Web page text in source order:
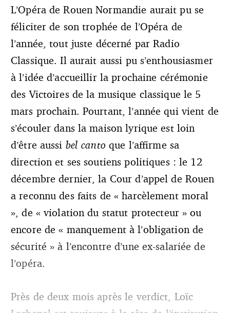
en cause l’ex-secrétaire générale Muriel Rapy et le
directeur de l’opéra Loïc Lachenal. Le syndicat SAMUP
appelé la région à révoquer ce dernier. Crédit photo :
capture d'écran YouTube France3 Norandie
L’Opéra de Rouen Normandie aurait pu se
féliciter de son trophée de l’Opéra de
l’année, tout juste décerné par Radio
Classique. Il aurait aussi pu s’enthousiasmer
à l’idée d’accueillir la prochaine cérémonie
des Victoires de la musique classique le 5
mars prochain. Pourtant, l’année qui vient de
s’écouler dans la maison lyrique est loin
d’être aussi bel canto que l’affirme sa
direction et ses soutiens politiques : le 12
décembre dernier, la Cour d’appel de Rouen
a reconnu des faits de « harcèlement moral
», de « violation du statut protecteur » ou
encore de « manquement à l’obligation de
sécurité » à l’encontre d’une ex-salariée de
l’opéra.
Près de deux mois après le verdict, Loïc